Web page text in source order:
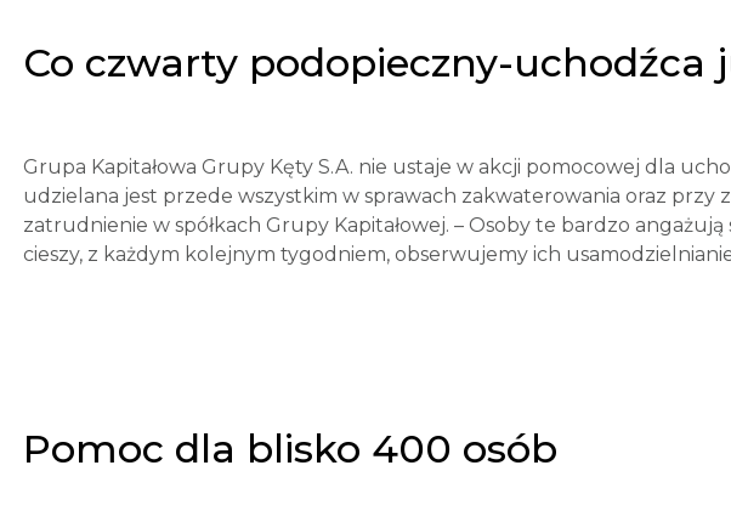
Co czwarty podopieczny-uchodźca
Grupa Kapitałowa Grupy Kęty S.A. nie ustaje w akcji pomocowej dla
udzielana jest przede wszystkim w sprawach zakwaterowania oraz przy
zatrudnienie w spółkach Grupy Kapitałowej. – Osoby te bardzo
cieszy, z każdym kolejnym tygodniem, obserwujemy ich
Pomoc dla blisko 400 osób